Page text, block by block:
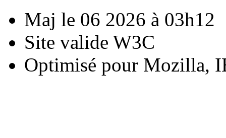
Maj le 06 2026 à 03h12
Site valide W3C
Optimisé pour Mozilla,